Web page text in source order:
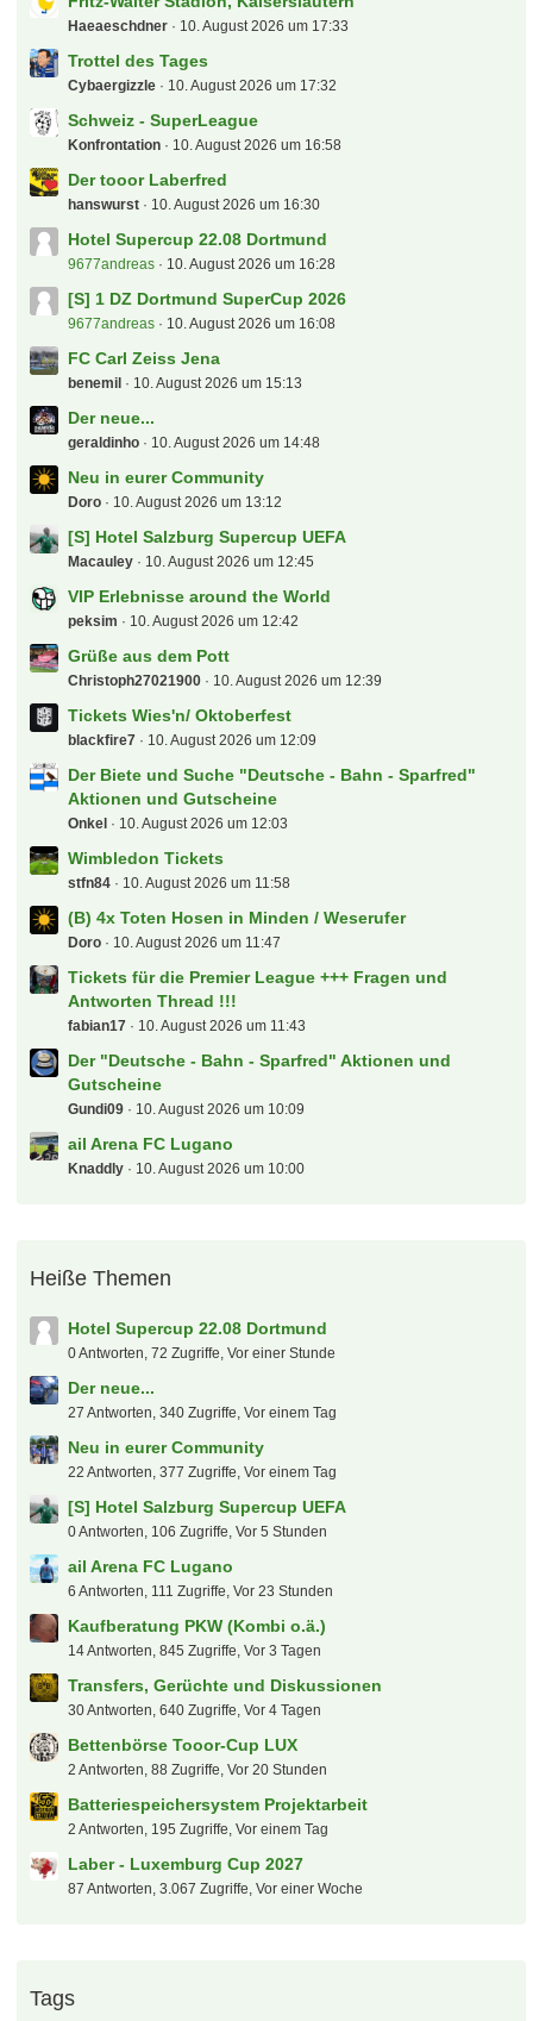
Fritz-Walter Stadion, Kaiserslautern
Haeaeschdner 10. August 2026 um 17:33
Trottel des Tages
Cybaergizzle 10. August 2026 um 17:32
Schweiz - SuperLeague
Konfrontation 10. August 2026 um 16:58
Der tooor Laberfred
hanswurst 10. August 2026 um 16:30
Hotel Supercup 22.08 Dortmund
9677andreas 10. August 2026 um 16:28
[S] 1 DZ Dortmund SuperCup 2026
9677andreas 10. August 2026 um 16:08
FC Carl Zeiss Jena
benemil 10. August 2026 um 15:13
Der neue...
geraldinho 10. August 2026 um 14:48
Neu in eurer Community
Doro 10. August 2026 um 13:12
[S] Hotel Salzburg Supercup UEFA
Macauley 10. August 2026 um 12:45
VIP Erlebnisse around the World
peksim 10. August 2026 um 12:42
Grüße aus dem Pott
Christoph27021900 10. August 2026 um 12:39
Tickets Wies'n/ Oktoberfest
blackfire7 10. August 2026 um 12:09
Der Biete und Suche "Deutsche - Bahn - Sparfred"
Aktionen und Gutscheine
Onkel 10. August 2026 um 12:03
Wimbledon Tickets
stfn84 10. August 2026 um 11:58
(B) 4x Toten Hosen in Minden / Weserufer
Doro 10. August 2026 um 11:47
Tickets für die Premier League +++ Fragen und
Antworten Thread !!!
fabian17 10. August 2026 um 11:43
Der "Deutsche - Bahn - Sparfred" Aktionen und
Gutscheine
Gundi09 10. August 2026 um 10:09
ail Arena FC Lugano
Knaddly 10. August 2026 um 10:00
Heiße Themen
Hotel Supercup 22.08 Dortmund
0 Antworten, 72 Zugriffe, Vor einer Stunde
Der neue...
27 Antworten, 340 Zugriffe, Vor einem Tag
Neu in eurer Community
22 Antworten, 377 Zugriffe, Vor einem Tag
[S] Hotel Salzburg Supercup UEFA
0 Antworten, 106 Zugriffe, Vor 5 Stunden
ail Arena FC Lugano
6 Antworten, 111 Zugriffe, Vor 23 Stunden
Kaufberatung PKW (Kombi o.ä.)
14 Antworten, 845 Zugriffe, Vor 3 Tagen
Transfers, Gerüchte und Diskussionen
30 Antworten, 640 Zugriffe, Vor 4 Tagen
Bettenbörse Tooor-Cup LUX
2 Antworten, 88 Zugriffe, Vor 20 Stunden
Batteriespeichersystem Projektarbeit
2 Antworten, 195 Zugriffe, Vor einem Tag
Laber - Luxemburg Cup 2027
87 Antworten, 3.067 Zugriffe, Vor einer Woche
Tags